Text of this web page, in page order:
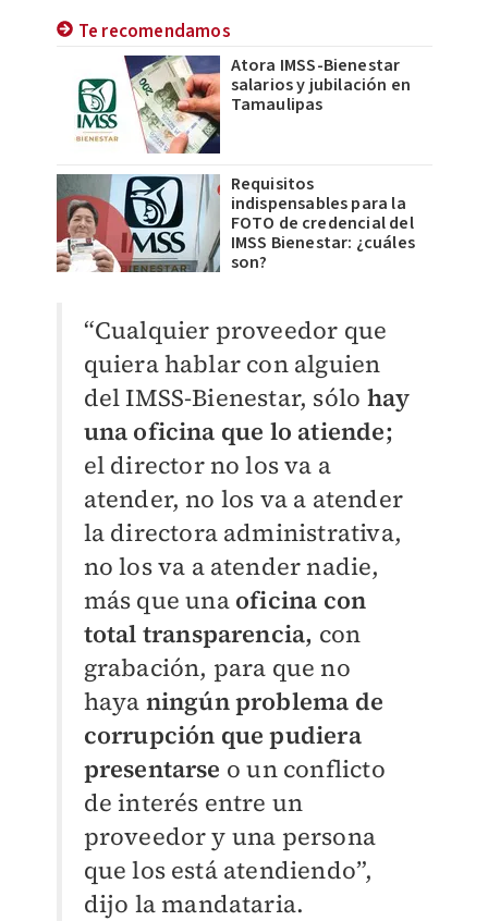
Te recomendamos
Atora IMSS-Bienestar
salarios y jubilación en
Tamaulipas
Requisitos
indispensables para la
FOTO de credencial del
IMSS Bienestar: ¿cuáles
son?
“Cualquier proveedor que
quiera hablar con alguien
del IMSS-Bienestar, sólo hay
una oficina que lo atiende;
el director no los va a
atender, no los va a atender
la directora administrativa,
no los va a atender nadie,
más que una oficina con
total transparencia, con
grabación, para que no
haya ningún problema de
corrupción que pudiera
presentarse o un conflicto
de interés entre un
proveedor y una persona
que los está atendiendo”,
dijo la mandataria.